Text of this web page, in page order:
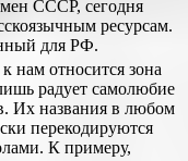
СССР, сегодня
ресурсам.
для РФ.
нам относится зона
радует самолюбие
Их названия в любом
перекодируются
К примеру,